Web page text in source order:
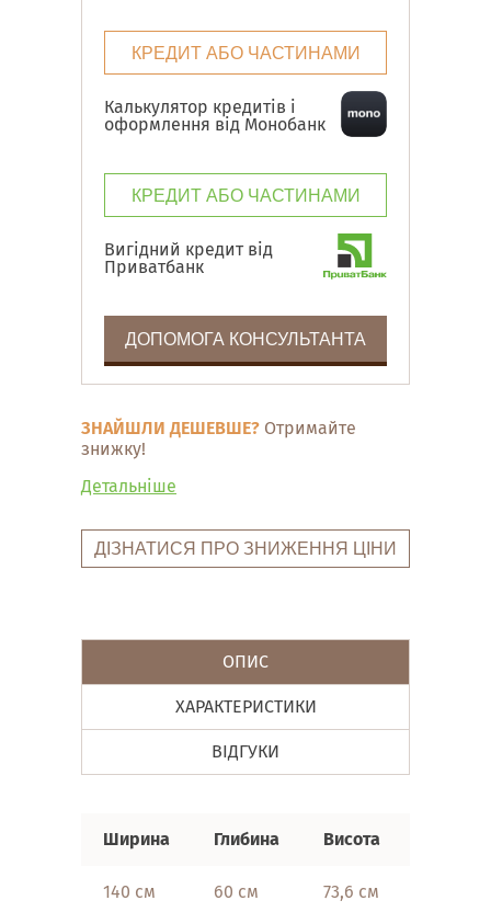
КРЕДИТ АБО ЧАСТИНАМИ
Калькулятор кредитів і
оформлення від Монобанк
КРЕДИТ АБО ЧАСТИНАМИ
Вигідний кредит від
Приватбанк
ДОПОМОГА КОНСУЛЬТАНТА
ЗНАЙШЛИ ДЕШЕВШЕ? Отримайте
знижку!
Детальніше
ДІЗНАТИСЯ ПРО ЗНИЖЕННЯ ЦІНИ
ОПИС
ХАРАКТЕРИСТИКИ
ВІДГУКИ
Ширина Глибина Висота
140 см 60 см 73,6 см